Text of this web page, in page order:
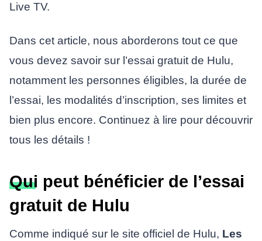
Live TV.
Dans cet article, nous aborderons tout ce que
vous devez savoir sur l’essai gratuit de Hulu,
notamment les personnes éligibles, la durée de
l’essai, les modalités d’inscription, ses limites et
bien plus encore. Continuez à lire pour découvrir
tous les détails !
Qui peut bénéficier de l’essai
gratuit de Hulu
Comme indiqué sur le site officiel de Hulu, Les